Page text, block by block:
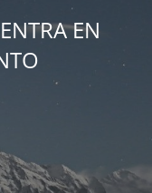
EN